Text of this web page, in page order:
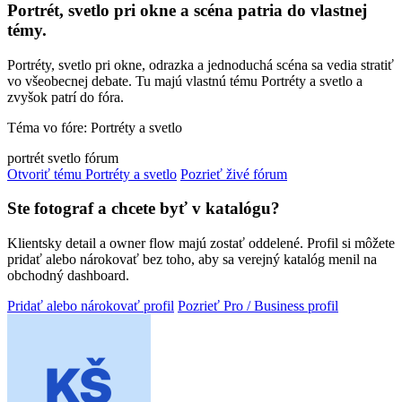
Portrét, svetlo pri okne a scéna patria do vlastnej
témy.
Portréty, svetlo pri okne, odrazka a jednoduchá scéna sa vedia stratiť
vo všeobecnej debate. Tu majú vlastnú tému Portréty a svetlo a
zvyšok patrí do fóra.
Téma vo fóre: Portréty a svetlo
portrét svetlo fórum
Otvoriť tému Portréty a svetlo Pozrieť živé fórum
Ste fotograf a chcete byť v katalógu?
Klientsky detail a owner flow majú zostať oddelené. Profil si môžete
pridať alebo nárokovať bez toho, aby sa verejný katalóg menil na
obchodný dashboard.
Pridať alebo nárokovať profil Pozrieť Pro / Business profil